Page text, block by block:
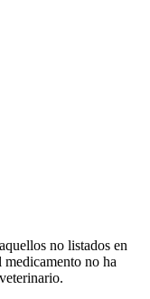
no listados en
medicamento no ha